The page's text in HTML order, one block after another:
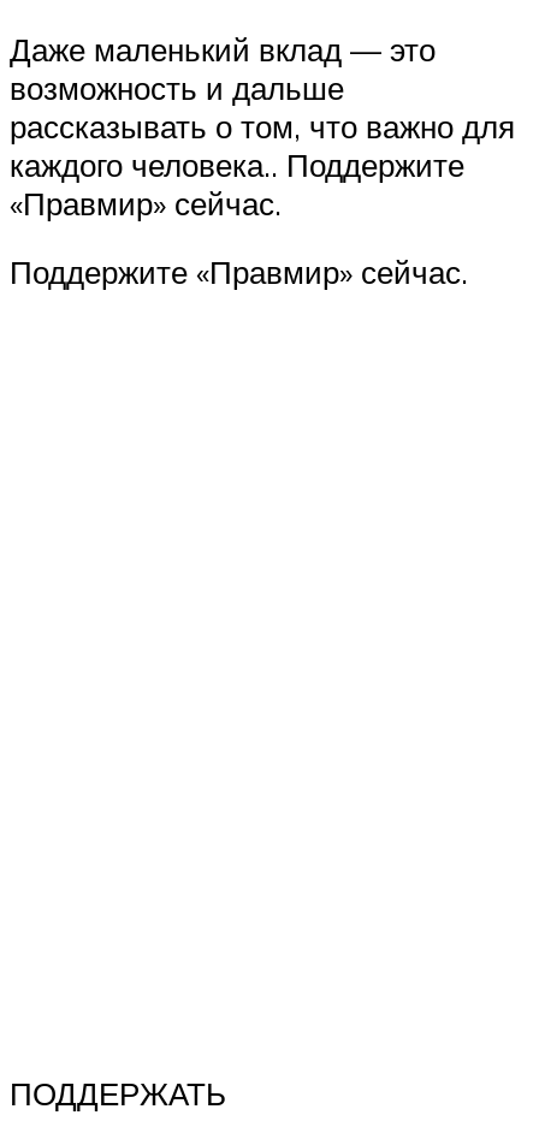
Даже маленький вклад — это
возможность и дальше
рассказывать о том, что важно для
каждого человека.. Поддержите
«Правмир» сейчас.
Поддержите «Правмир» сейчас.
ПОДДЕРЖАТЬ